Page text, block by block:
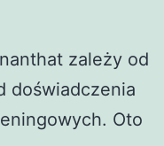
zależy od
doświadczenia
Oto